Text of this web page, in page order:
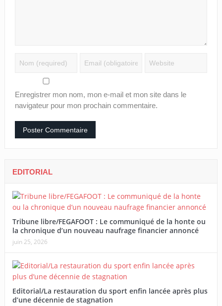
Enregistrer mon nom, mon e-mail et mon site dans le
navigateur pour mon prochain commentaire.
EDITORIAL
Tribune libre/FEGAFOOT : Le communiqué de la honte ou
la chronique d’un nouveau naufrage financier annoncé
juin 25, 2026
Editorial/La restauration du sport enfin lancée après plus
d’une décennie de stagnation